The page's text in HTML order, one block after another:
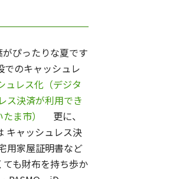
ぴったりな夏です
のキャッシュレ
ュレス化（デジタ
ス決済が利用でき
ま市）
更に、
キャッシュレス決
用家屋証明書など
も財布を持ち歩か